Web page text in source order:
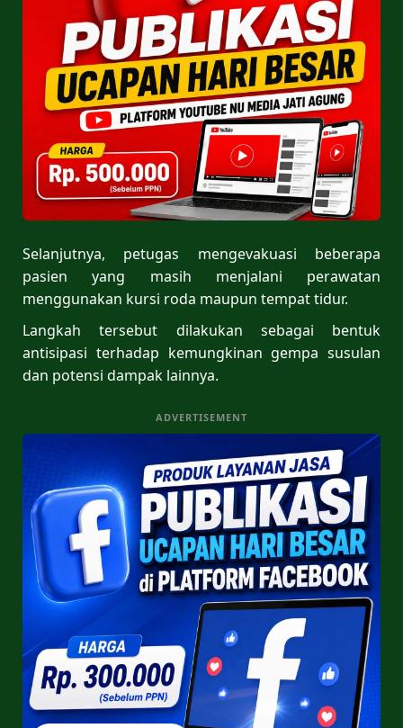
Selanjutnya, petugas mengevakuasi beberapa
pasien yang masih menjalani perawatan
menggunakan kursi roda maupun tempat tidur.
Langkah tersebut dilakukan sebagai bentuk
antisipasi terhadap kemungkinan gempa susulan
dan potensi dampak lainnya.
ADVERTISEMENT